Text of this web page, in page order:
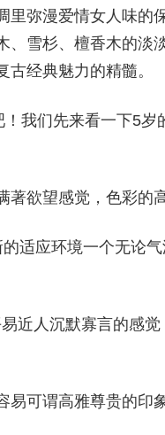
弥漫爱情女人味的
雪杉、檀香木的淡
经典魅力的精髓。
我们先来看一下5
欲望感觉，色彩的
适应环境一个无论
近人沉默寡言的感
可谓高雅尊贵的印象